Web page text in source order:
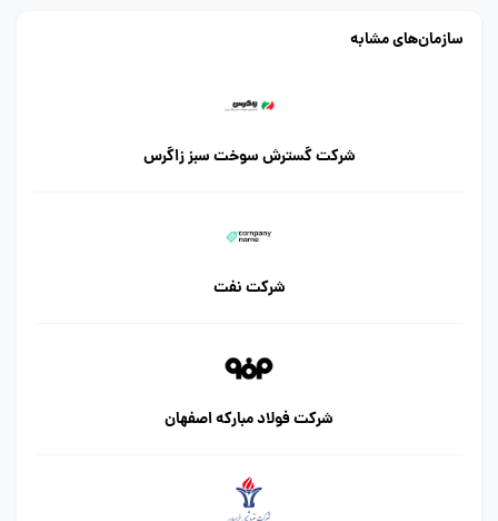
سازمان‌های مشابه
شرکت گسترش سوخت سبز زاگرس
شرکت نفت
شرکت فولاد مبارکه اصفهان